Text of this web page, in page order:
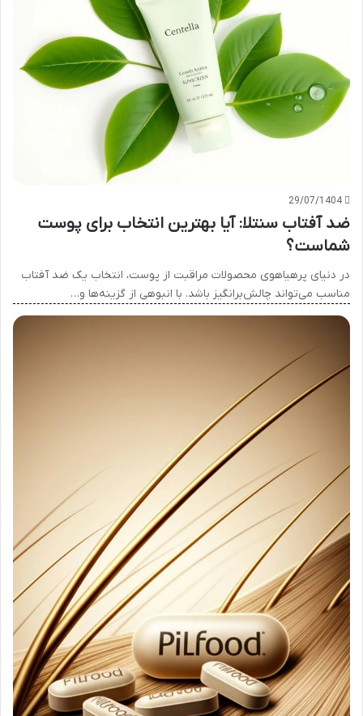
29/07/1404
ضد آفتاب سنتلا: آیا بهترین انتخاب برای پوست
شماست؟
در دنیای پرهیاهوی محصولات مراقبت از پوست، انتخاب یک ضد آفتاب
مناسب می‌تواند چالش‌برانگیز باشد. با انبوهی از گزینه‌ها و…